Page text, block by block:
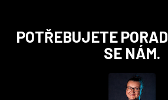
POTŘEBUJETE
SE NÁM.